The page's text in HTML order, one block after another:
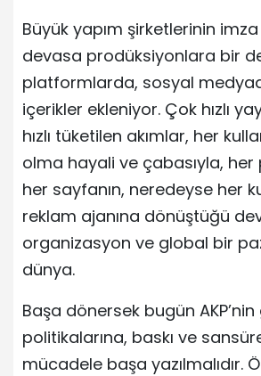
Büyük yapım şirketlerinin imza
devasa prodüksiyonlara bir
platformlarda, sosyal
içerikler ekleniyor. Çok hızlı
hızlı tüketilen akımlar, her
olma hayali ve çabasıyla,
her sayfanın, neredeyse her
reklam ajanına dönüştüğü
organizasyon ve global bir
dünya.
Başa dönersek bugün
politikalarına, baskı ve
mücadele başa yazılmalıdır.